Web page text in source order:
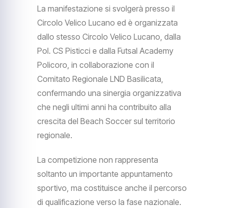
La manifestazione si svolgerà presso il
Circolo Velico Lucano ed è organizzata
dallo stesso Circolo Velico Lucano, dalla
Pol. CS Pisticci e dalla Futsal Academy
Policoro, in collaborazione con il
Comitato Regionale LND Basilicata,
confermando una sinergia organizzativa
che negli ultimi anni ha contribuito alla
crescita del Beach Soccer sul territorio
regionale.
La competizione non rappresenta
soltanto un importante appuntamento
sportivo, ma costituisce anche il percorso
di qualificazione verso la fase nazionale.